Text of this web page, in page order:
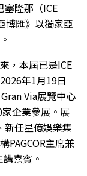
塞隆那（ICE
博匯》以獨家亞
，本屆已是ICE
年1月19日
Via展覽中心
企業參展。展
任星億娛樂集
PAGCOR主席兼
嘉賓。